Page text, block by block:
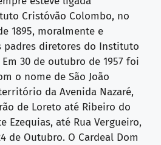
Cristóvão Colombo, no
1895, moralmente e
padres diretores do Instituto
30 de outubro de 1957 foi
o nome de São João
da Avenida Nazaré,
de Loreto até Ribeiro do
Ezequias, até Rua Vergueiro,
de Outubro. O Cardeal Dom